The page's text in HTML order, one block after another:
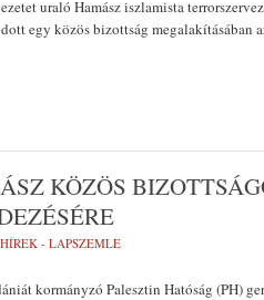
uraló Hamász iszlamista
egy közös bizottság megalakításában
KÖZÖS
HÍREK - LAPSZEMLE
kormányzó Palesztin Hatóság (PH)